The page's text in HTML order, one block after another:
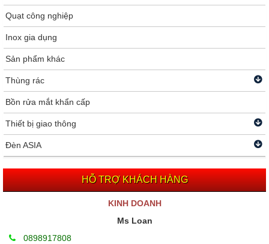
Quạt công nghiệp
Inox gia dụng
Sản phẩm khác
Thùng rác
Bồn rửa mắt khẩn cấp
Thiết bị giao thông
Đèn ASIA
HỖ TRỢ KHÁCH HÀNG
KINH DOANH
Ms Loan
0898917808